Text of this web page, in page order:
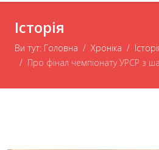
Історія
Ви тут: Головна Хроніка
Про фінал чемпіонату УРСР з